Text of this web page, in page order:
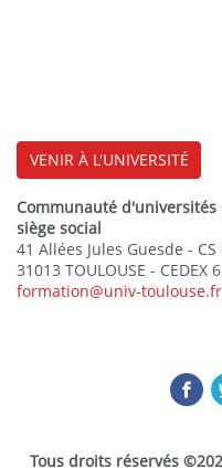
VENIR À L'UNIVERSITÉ
Communauté
siège social
41 Allées Jules Guesde - CS
31013 TOULOUSE - CEDEX 6
formation@univ-toulouse.fr
Tous droits réservés